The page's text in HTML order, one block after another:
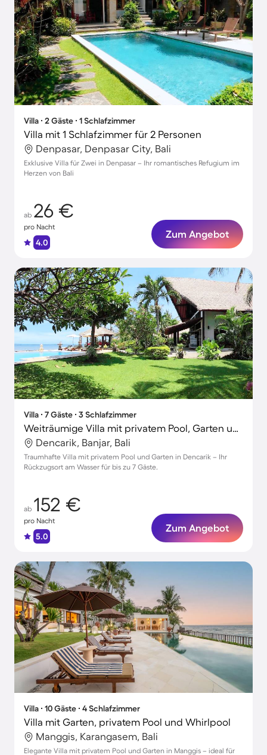
Villa ∙ 2 Gäste ∙ 1 Schlafzimmer
Villa mit 1 Schlafzimmer für 2 Personen
Denpasar, Denpasar City, Bali
Exklusive Villa für Zwei in Denpasar – Ihr romantisches Refugium im
Herzen von Bali
ab 26 €
pro Nacht
4.0
Zum Angebot
Villa ∙ 7 Gäste ∙ 3 Schlafzimmer
Weiträumige Villa mit privatem Pool, Garten und Terrasse
Dencarik, Banjar, Bali
Traumhafte Villa mit privatem Pool und Garten in Dencarik – Ihr
Rückzugsort am Wasser für bis zu 7 Gäste.
ab 152 €
pro Nacht
5.0
Zum Angebot
Villa ∙ 10 Gäste ∙ 4 Schlafzimmer
Villa mit Garten, privatem Pool und Whirlpool
Manggis, Karangasem, Bali
Elegante Villa mit privatem Pool und Garten in Manggis – ideal für